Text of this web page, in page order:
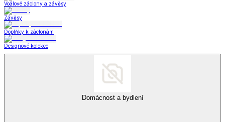
Voálové záclony a závěsy
Závěsy
Doplňky k záclonám
Designové kolekce
Domácnost a bydlení